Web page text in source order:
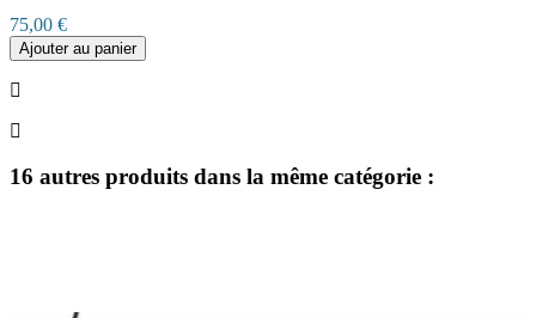
75,00 €
Ajouter au panier
16 autres produits dans la même catégorie :